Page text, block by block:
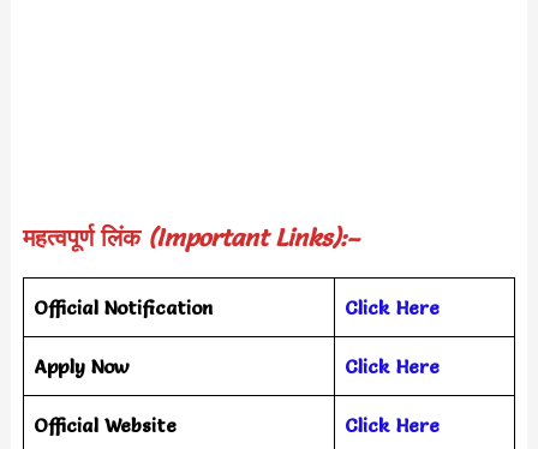
महत्वपूर्ण लिंक (Important Links):–
Official Notification Click Here
Apply Now Click Here
Official Website Click Here